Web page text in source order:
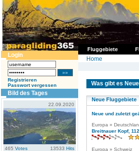
Fluggebiete
Login
Registrieren
Passwort vergessen
Bild des Tages
22.09.2020
465 Votes 13533 Hits
Home
Was gibt es
Neue Fluggebiete
Neue und zuletzt
Europa »
Breitnauer Kopf,
Europa » Schweiz